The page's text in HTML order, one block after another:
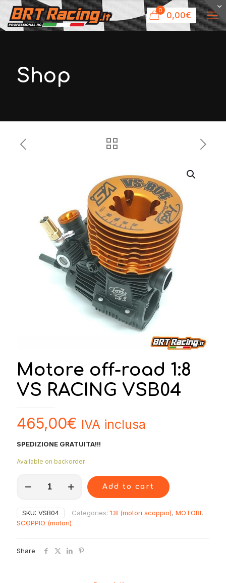
0 0,00€
Shop
Motore off-road 1:8
VS RACING VSB04
465,00€ IVA inclusa
SPEDIZIONE GRATUITA!!!
Available on backorder
off-
1:8
VS
RACING
Add to cart
SKU: VSB04 Categories: 1:8 (motori scoppio), MOTORI,
SCOPPIO (motori)
Share